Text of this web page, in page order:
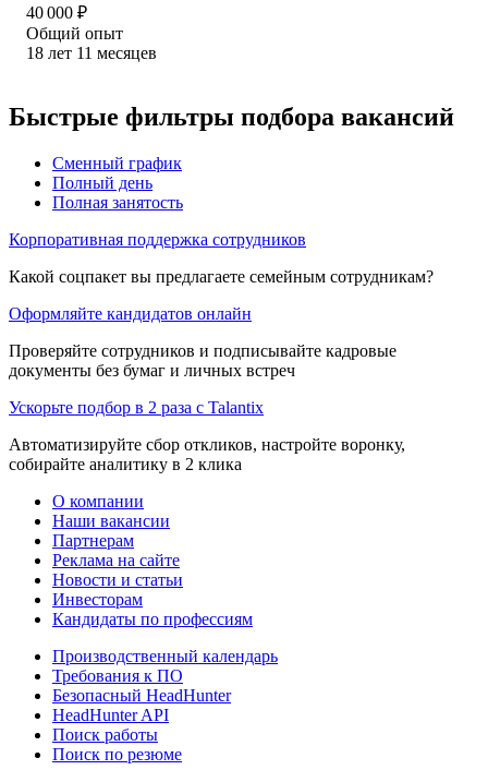
40 000 ₽
Общий опыт
18 лет 11 месяцев
Быстрые фильтры подбора вакансий
Сменный график
Полный день
Полная занятость
Корпоративная поддержка сотрудников
Какой соцпакет вы предлагаете семейным сотрудникам?
Оформляйте кандидатов онлайн
Проверяйте сотрудников и подписывайте кадровые
документы без бумаг и личных встреч
Ускорьте подбор в 2 раза с Talantix
Автоматизируйте сбор откликов, настройте воронку,
собирайте аналитику в 2 клика
О компании
Наши вакансии
Партнерам
Реклама на сайте
Новости и статьи
Инвесторам
Кандидаты по профессиям
Производственный календарь
Требования к ПО
Безопасный HeadHunter
HeadHunter API
Поиск работы
Поиск по резюме